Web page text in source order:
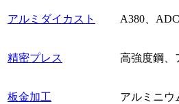
アルミダイカスト A380、
精密プレス 高強度鋼、
板金加工 アルミニウ